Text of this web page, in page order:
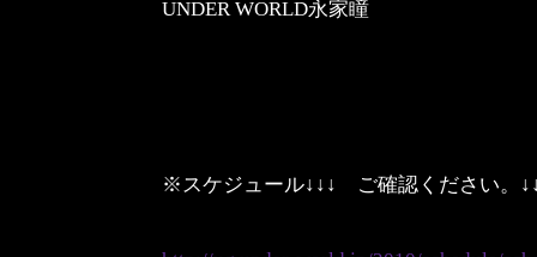
UNDER WORLD永家瞳
※スケジュール↓↓↓ ご確認ください。